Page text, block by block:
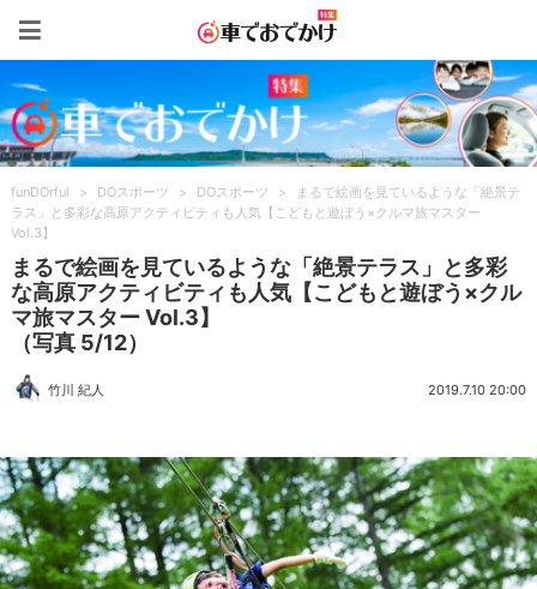
funDOrful > DOスポーツ > DOスポーツ >
まるで絵画を見ているような「絶景テ
ラス」と多彩な高原アクティビティも人気【こどもと遊ぼう×クルマ旅マスター
Vol.3】
まるで絵画を見ているような「絶景テラス」と多彩
な高原アクティビティも人気【こどもと遊ぼう×クル
マ旅マスター Vol.3】
（写真 5/12）
竹川 紀人 2019.7.10 20:00